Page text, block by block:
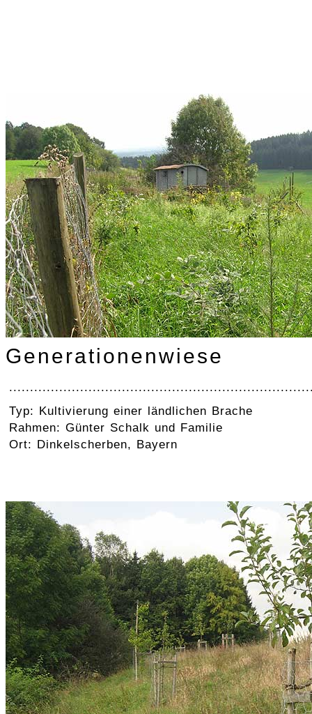
Generationenwiese
Typ: Kultivierung einer ländlichen Brache
Rahmen: Günter Schalk und Familie
Ort: Dinkelscherben, Bayern